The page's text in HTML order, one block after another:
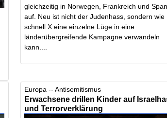
gleichzeitig in Norwegen, Frankreich und
auf. Neu ist nicht der Judenhass, sondern wie
schnell X eine einzelne Lüge in eine
länderübergreifende Kampagne verwandeln
kann....
Europa -- Antisemitismus
Erwachsene drillen Kinder auf
und Terrorverklärung